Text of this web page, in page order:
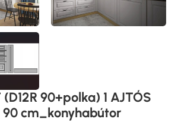
90+polka) 1 AJTÓS
90 cm_konyhabútor